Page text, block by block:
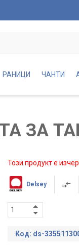
РАНИЦИ ЧАНТИ
Този продукт е
Delsey
Код: ds-